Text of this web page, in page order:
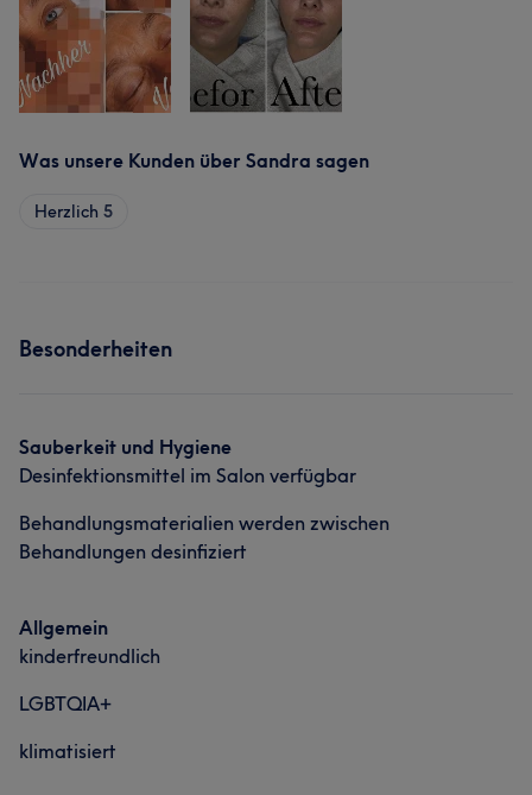
Was unsere Kunden über Sandra sagen
Herzlich 5
Besonderheiten
Sauberkeit und Hygiene
Desinfektionsmittel im Salon verfügbar
Behandlungsmaterialien werden zwischen
Behandlungen desinfiziert
Allgemein
kinderfreundlich
LGBTQIA+
klimatisiert